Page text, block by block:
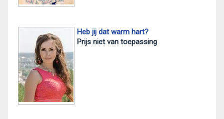
Heb jij dat warm hart?
Prijs niet van toepassing